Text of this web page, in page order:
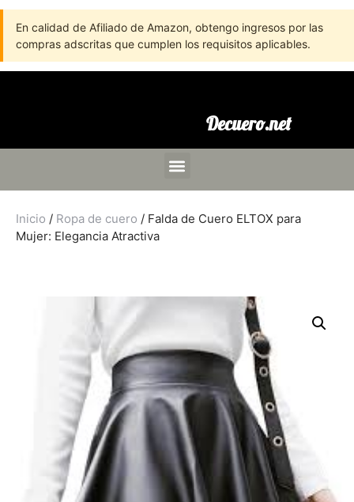
En calidad de Afiliado de Amazon, obtengo ingresos por las
compras adscritas que cumplen los requisitos aplicables.
Decuero.net
Inicio / Ropa de cuero / Falda de Cuero ELTOX para
Mujer: Elegancia Atractiva